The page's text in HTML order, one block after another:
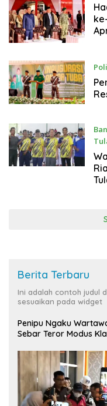
Berita Terbaru
Ini adalah contoh judul
sesuaikan pada widget
Penipu Ngaku
Sebar Teror Modus